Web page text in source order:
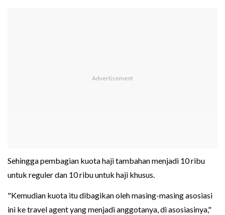
Sehingga pembagian kuota haji tambahan menjadi 10 ribu
untuk reguler dan 10 ribu untuk haji khusus.
"Kemudian kuota itu dibagikan oleh masing-masing asosiasi
ini ke travel agent yang menjadi anggotanya, di asosiasinya,"